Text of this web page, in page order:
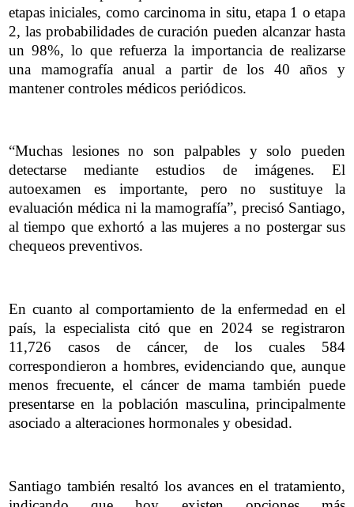
etapas iniciales, como carcinoma in situ, etapa 1 o etapa
2, las probabilidades de curación pueden alcanzar hasta
un 98%, lo que refuerza la importancia de realizarse
una mamografía anual a partir de los 40 años y
mantener controles médicos periódicos.
“Muchas lesiones no son palpables y solo pueden
detectarse mediante estudios de imágenes. El
autoexamen es importante, pero no sustituye la
evaluación médica ni la mamografía”, precisó Santiago,
al tiempo que exhortó a las mujeres a no postergar sus
chequeos preventivos.
En cuanto al comportamiento de la enfermedad en el
país, la especialista citó que en 2024 se registraron
11,726 casos de cáncer, de los cuales 584
correspondieron a hombres, evidenciando que, aunque
menos frecuente, el cáncer de mama también puede
presentarse en la población masculina, principalmente
asociado a alteraciones hormonales y obesidad.
Santiago también resaltó los avances en el tratamiento,